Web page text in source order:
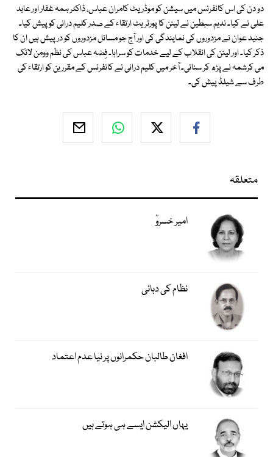
دو دن کی اس کانفرنس میں سیشن کو موڈریٹ کامران عباس، ڈاکٹر ہمہ غفار اور عابد
علی نے کیا۔ ندیم سبطین نے لینن کا پورٹریٹ ارتقاء کے صدر کلیم درانی کو پیش کیا۔
جنید عوان نے مزدوروں کی نمایندگی کی اور آج جو مسائل مزدوروں کو درپیش ہیں ان کا
ذکر کیا۔ اور لینن کی انقلاب کے لیے خدمات کو سراہا۔ فِضہ عباس کی نظم وومن لائک
می کرشمہ نے پڑھ کر سنائی۔ آخر میں کلیم درانی نے کانفرنس کے مقررین کو ارتقاء کی
طرف سے شیلڈ پیش کی۔
متعلقہ
امیر خسروؒ
نظام کی دہائی
افغان طالبان حکمرانوں پر نیا عدم اعتماد
یہاں الیکشن ایسے ہی ہوتے ہیں